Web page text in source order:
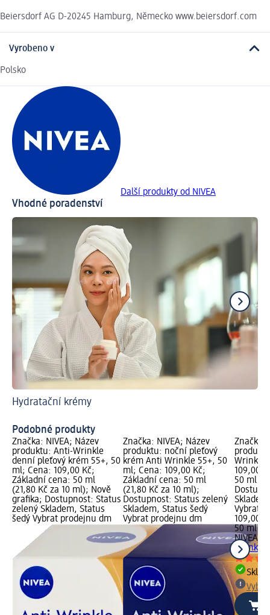
Beiersdorf AG D-20245 Hamburg, Německo www.beiersdorf.com
Vyrobeno v
Polsko
Další produkty od NIVEA
Vhodné poradenství
Hydratační krémy
Podobné produkty
Značka: NIVEA; Název
produktu: Anti-Wrinkle
denní pleťový krém 55+, 50
ml; Cena: 109,00 Kč;
Základní cena: 50 ml
(21,80 Kč za 10 ml); Nově
grafika; Dostupnost: Status
zelený Skladem, Status
šedý Vybrat prodejnu dm
Značka: NIVEA; Název
produktu: noční pleťový
krém Anti Wrinkle 55+, 50
ml; Cena: 109,00 Kč;
Základní cena: 50 ml
(21,80 Kč za 10 ml);
Dostupnost: Status zelený
Skladem, Status šedý
Vybrat prodejnu dm
Značka:
Wrinkle
109,00
50 ml
Vybrat
109,00
50 ml
NIVEA
Wrinkle